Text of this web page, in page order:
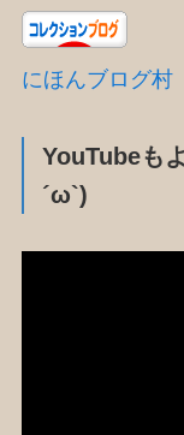
にほんブログ村
YouTubeも
´ω`)